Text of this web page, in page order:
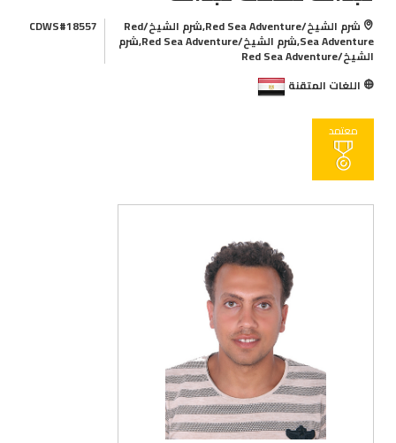
شرم الشيخ/Red Sea Adventure,شرم الشيخ/Red
Sea Adventure,شرم الشيخ/Red Sea Adventure,شرم
الشيخ/Red Sea Adventure
CDWS#18557
اللغات المتقنة
معتمد